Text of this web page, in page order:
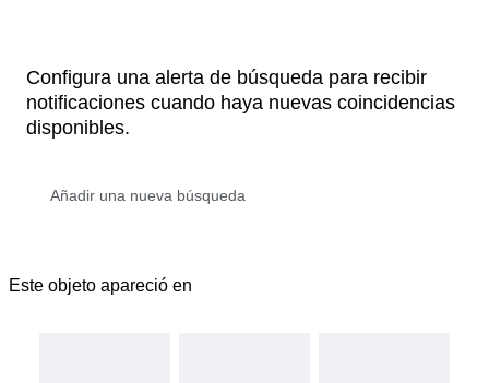
Configura una alerta de búsqueda para recibir
notificaciones cuando haya nuevas coincidencias
disponibles.
Este objeto apareció en